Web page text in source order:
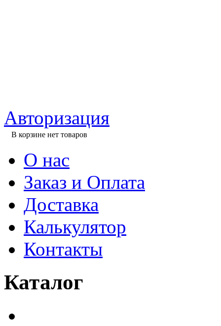
Авторизация
В корзине нет товаров
О нас
Заказ и Оплата
Доставка
Калькулятор
Контакты
Каталог